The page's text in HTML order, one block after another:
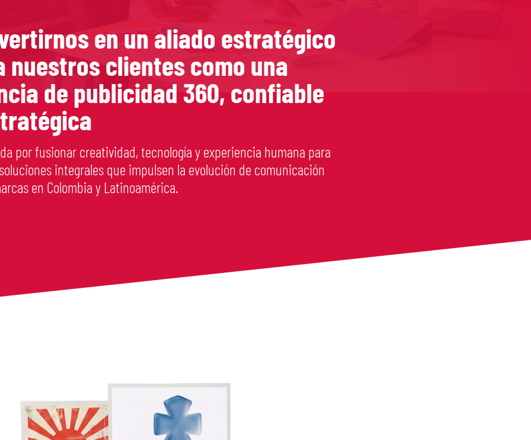
en un aliado estratégico
nuestros clientes como una
de publicidad 360, confiable
por fusionar creatividad, tecnología y experiencia humana para
integrales que impulsen la evolución de comunicación
en Colombia y Latinoamérica.